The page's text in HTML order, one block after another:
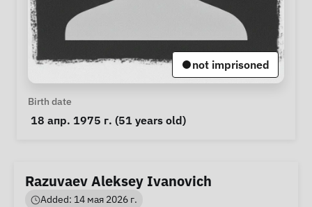
not imprisoned
Personal Information
Birth date
18 апр. 1975 г. (51 years old)
Razuvaev Aleksey Ivanovich
Added: 14 мая 2026 г.